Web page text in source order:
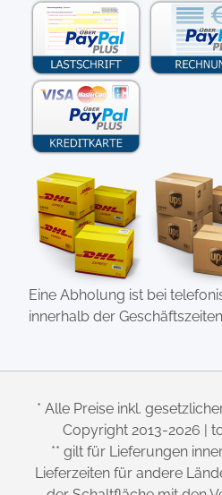
Eine Abholung ist bei
innerhalb der Geschäftszeiten
* Alle Preise inkl.
Copyright 2013-2026 |
** gilt für Lieferungen
Lieferzeiten für andere